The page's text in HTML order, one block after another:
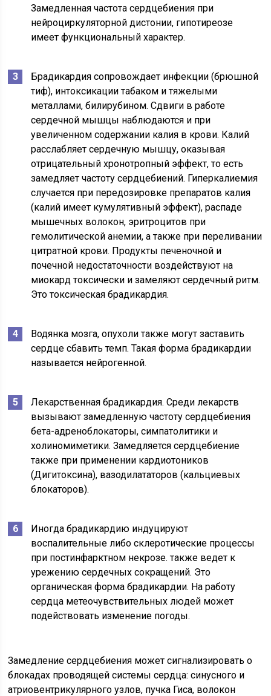
Замедленная частота сердцебиения при
нейроциркуляторной дистонии, гипотиреозе
имеет функциональный характер.
Брадикардия сопровождает инфекции (брюшной
тиф), интоксикации табаком и тяжелыми
металлами, билирубином. Сдвиги в работе
сердечной мышцы наблюдаются и при
увеличенном содержании калия в крови. Калий
расслабляет сердечную мышцу, оказывая
отрицательный хронотропный эффект, то есть
замедляет частоту сердцебиений. Гиперкалиемия
случается при передозировке препаратов калия
(калий имеет кумулятивный эффект), распаде
мышечных волокон, эритроцитов при
гемолитической анемии, а также при переливании
цитратной крови. Продукты печеночной и
почечной недостаточности воздействуют на
миокард токсически и замеляют сердечный ритм.
Это токсическая брадикардия.
Водянка мозга, опухоли также могут заставить
сердце сбавить темп. Такая форма брадикардии
называется нейрогенной.
Лекарственная брадикардия. Среди лекарств
вызывают замедленную частоту сердцебиения
бета-адреноблокаторы, симпатолитики и
холиномиметики. Замедляется сердцебиение
также при применении кардиотоников
(Дигитоксина), вазодилататоров (кальциевых
блокаторов).
Иногда брадикардию индуцируют
воспалительные либо склеротические процессы
при постинфарктном некрозе. также ведет к
урежению сердечных сокращений. Это
органическая форма брадикардии. На работу
сердца метеочувствительных людей может
подействовать изменение погоды.
Замедление сердцебиения может сигнализировать о
блокадах проводящей системы сердца: синусного и
атриовентрикулярного узлов, пучка Гиса, волокон